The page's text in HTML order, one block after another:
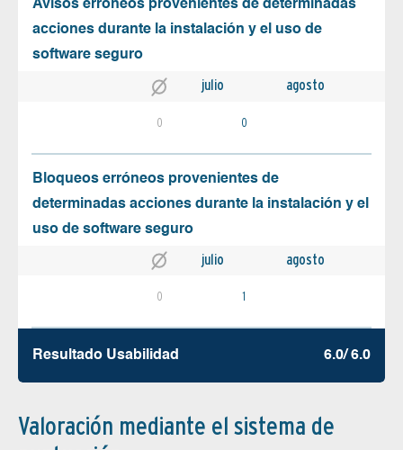
Avisos erróneos provenientes de determinadas
acciones durante la instalación y el uso de
software seguro
julio agosto
0 0
Bloqueos erróneos provenientes de
determinadas acciones durante la instalación y el
uso de software seguro
julio agosto
0 1
Resultado Usabilidad 6.0/ 6.0
Valoración mediante el sistema de